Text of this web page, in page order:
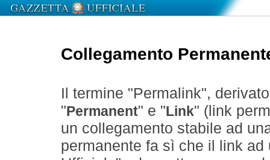
Collegamento
Il termine "Permalink",
" Permanent" e " Link" (link
un collegamento stabile ad
permanente fa sì che il link